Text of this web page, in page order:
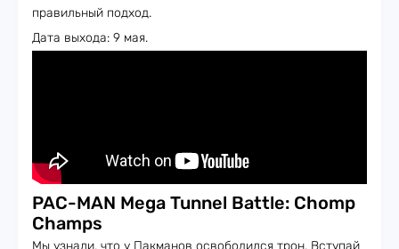
правильный подход.
Дата выхода: 9 мая.
PAC-MAN Mega Tunnel Battle: Chomp
Champs
Мы узнали, что у Пакманов освободился трон. Вступай